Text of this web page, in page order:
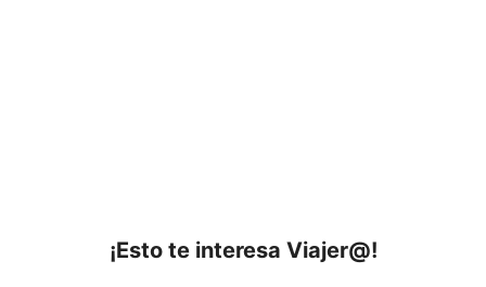
¡Esto te interesa Viajer@!